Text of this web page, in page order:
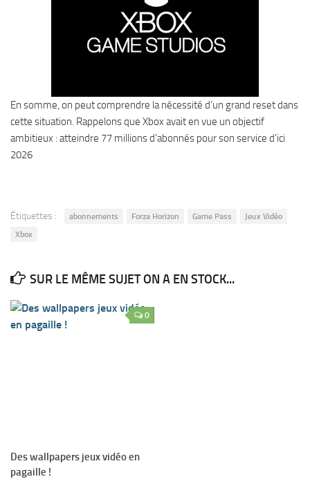
En somme, on peut comprendre la nécessité d’un grand reset dans
cette situation. Rappelons que Xbox avait en vue un objectif
ambitieux : atteindre 77 millions d’abonnés pour son service d’ici
2026
Étiquettes : abonnements Forza Horizon Game Pass
Jeux Vidéo
Xbox
SUR LE MÊME SUJET ON A EN STOCK...
0
Des wallpapers jeux vidéo en
pagaille !